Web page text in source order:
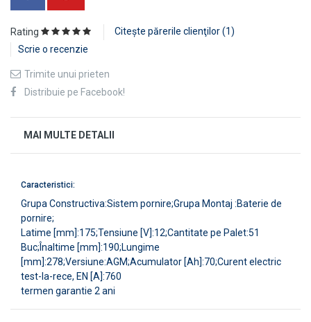
Rating Citeşte părerile clienţilor (1)
Scrie o recenzie
Trimite unui prieten
Distribuie pe Facebook!
MAI MULTE DETALII
Caracteristici:
Grupa Constructiva:Sistem pornire;Grupa Montaj :Baterie de
pornire;
Latime [mm]:175;Tensiune [V]:12;Cantitate pe Palet:51
Buc; Înaltime [mm]:190;Lungime
[mm]:278;Versiune:AGM;Acumulator [Ah]:70;Curent electric
test-la-rece, EN [A]:760
termen garantie 2 ani